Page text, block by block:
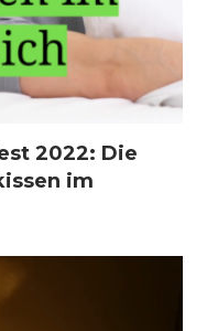
2022: Die
im